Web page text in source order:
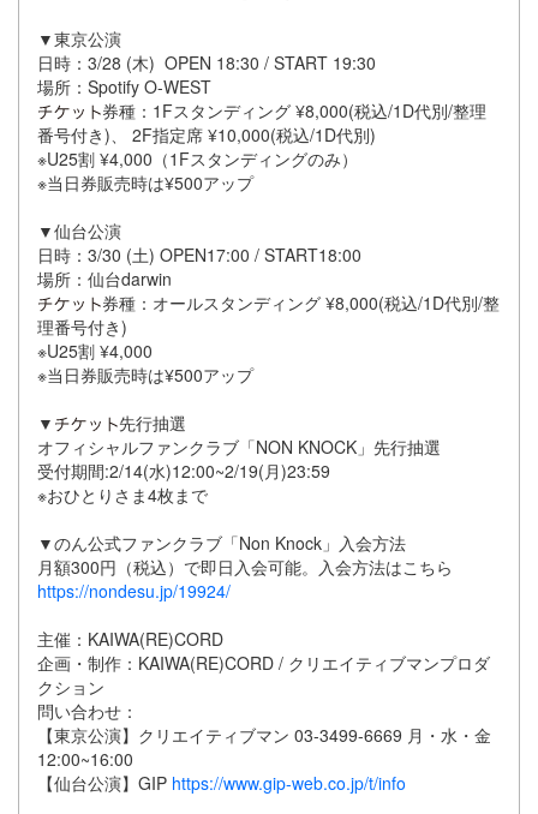
▼東京公演
日時：3/28 (木) OPEN 18:30 / START 19:30
場所：Spotify O-WEST
券種：1Fスタンディング ¥8,000(税込/1D代別/整理
番号付き)、 2F指定席 ¥10,000(税込/1D代別)
※U25割 ¥4,000（1Fスタンディングのみ）
※当日券販売時は¥500アップ
▼仙台公演
日時：3/30 (土) OPEN17:00 / START18:00
場所：仙台darwin
券種：オールスタンディング ¥8,000(税込/1D代別/整
理番号付き)
※U25割 ¥4,000
※当日券販売時は¥500アップ
▼
先行抽選
オフィシャルファンクラブ「NON KNOCK」先行抽選
受付期間:2/14(水)12:00~2/19(月)23:59
※おひとりさま4枚まで
▼のん公式ファンクラブ「Non Knock」入会方法
月額300円（税込）で即日入会可能。入会方法はこちら
https://nondesu.jp/19924/
主催：KAIWA(RE)CORD
企画・制作：KAIWA(RE)CORD / クリエイティブマンプロダ
クション
問い合わせ：
【東京公演】クリエイティブマン 03-3499-6669 月・水・金
12:00~16:00
【仙台公演】GIP https://www.gip-web.co.jp/t/info